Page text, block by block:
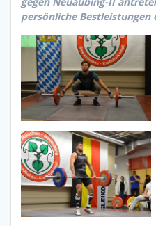
persönliche Bestleistungen